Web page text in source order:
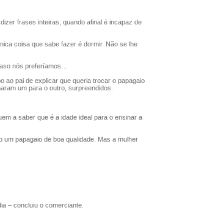
frases inteiras, quando afinal é incapaz de
coisa que sabe fazer é dormir. Não se lhe
nós preferíamos…
ao pai de explicar que queria trocar o papagaio
um para o outro, surpreendidos.
a saber que é a idade ideal para o ensinar a
papagaio de boa qualidade. Mas a mulher
– concluiu o comerciante.